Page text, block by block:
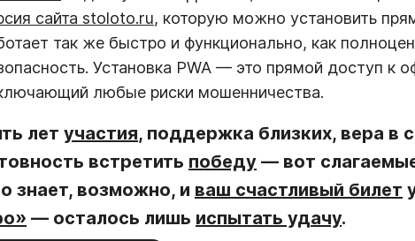
сайта stoloto.ru, которую можно установить
так же быстро и функционально, как
Установка PWA — это прямой доступ к
любые риски мошенничества.
лет участия, поддержка близких, вера в
встретить победу — вот
знает, возможно, и ваш счастливый билет
— осталось лишь испытать удачу.